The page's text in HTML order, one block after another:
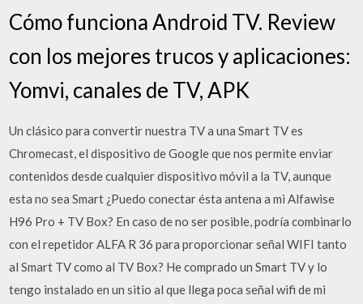
Cómo funciona Android TV. Review
con los mejores trucos y aplicaciones:
Yomvi, canales de TV, APK
Un clásico para convertir nuestra TV a una Smart TV es
Chromecast, el dispositivo de Google que nos permite enviar
contenidos desde cualquier dispositivo móvil a la TV, aunque
esta no sea Smart ¿Puedo conectar ésta antena a mi Alfawise
H96 Pro + TV Box? En caso de no ser posible, podría combinarlo
con el repetidor ALFA R 36 para proporcionar señal WIFI tanto
al Smart TV como al TV Box? He comprado un Smart TV y lo
tengo instalado en un sitio al que llega poca señal wifi de mi